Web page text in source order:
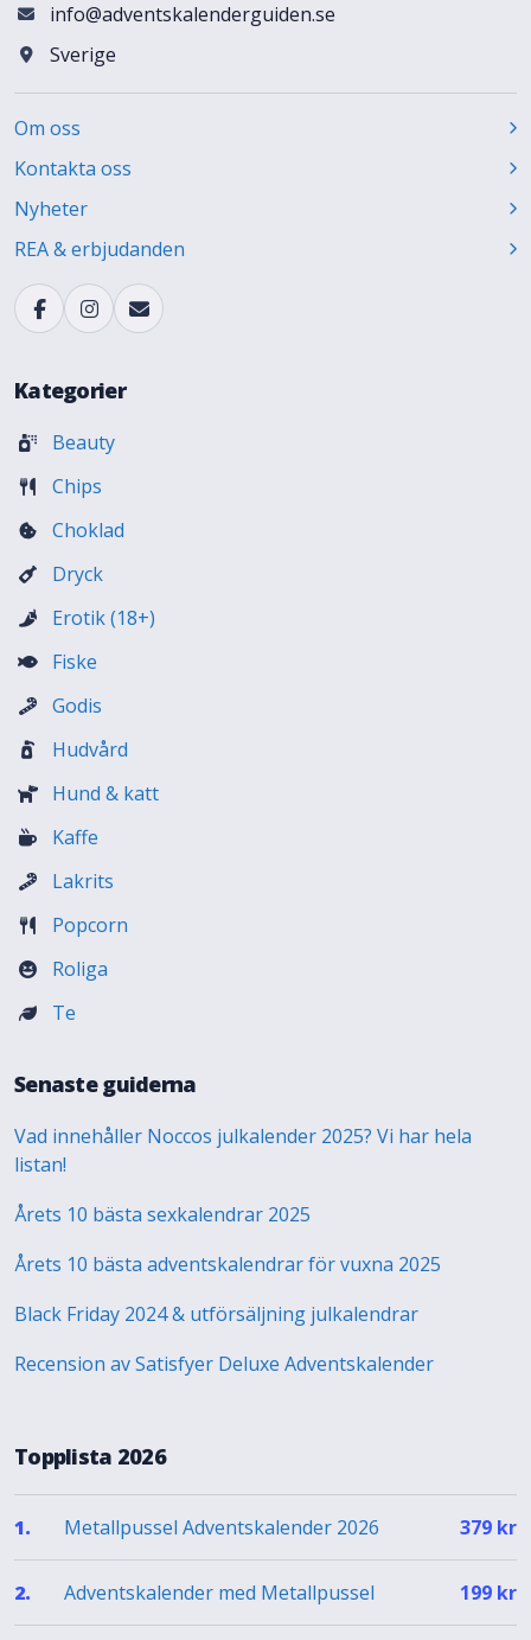
info@adventskalenderguiden.se
Sverige
Om oss
Kontakta oss
Nyheter
REA & erbjudanden
Kategorier
Beauty
Chips
Choklad
Dryck
Erotik (18+)
Fiske
Godis
Hudvård
Hund & katt
Kaffe
Lakrits
Popcorn
Roliga
Te
Senaste guiderna
Vad innehåller Noccos julkalender 2025? Vi har hela
listan!
Årets 10 bästa sexkalendrar 2025
Årets 10 bästa adventskalendrar för vuxna 2025
Black Friday 2024 & utförsäljning julkalendrar
Recension av Satisfyer Deluxe Adventskalender
Topplista 2026
1. Metallpussel Adventskalender 2026 379 kr
2. Adventskalender med Metallpussel 199 kr